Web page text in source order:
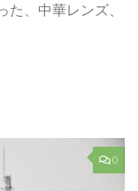
、中華レンズ、
0